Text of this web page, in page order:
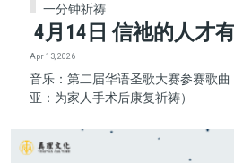
一分钟祈祷
4月14日 信祂的人才
Apr 13, 2026
音乐：第二届华语圣歌大赛参赛歌曲
亚：为家人手术后康复祈祷）